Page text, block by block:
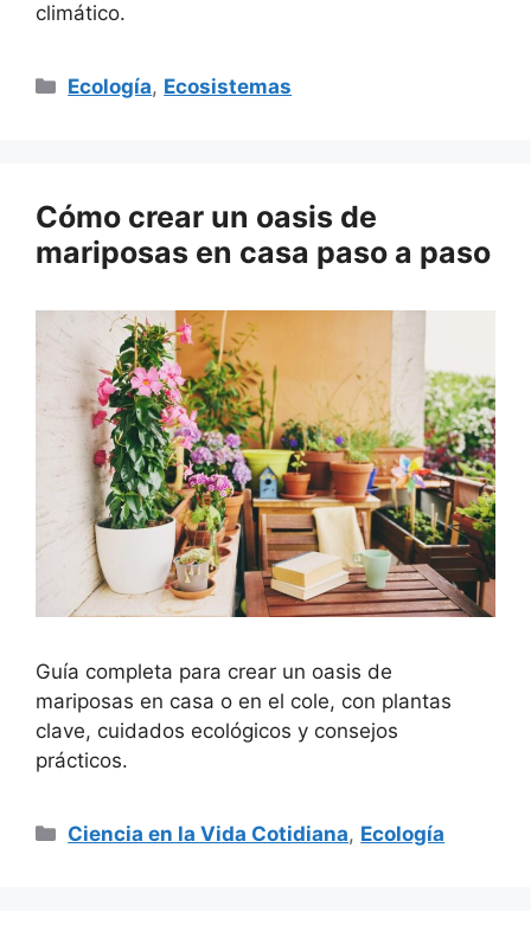
climático.
Categorías
Ecología, Ecosistemas
Cómo crear un oasis de
mariposas en casa paso a paso
Guía completa para crear un oasis de
mariposas en casa o en el cole, con plantas
clave, cuidados ecológicos y consejos
prácticos.
Categorías
Ciencia en la Vida Cotidiana, Ecología